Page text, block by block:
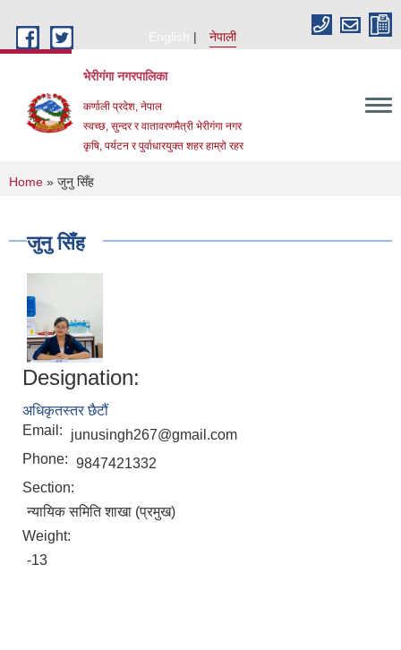
English
नेपाली
भेरीगंगा नगरपालिका
कर्णाली प्रदेश, नेपाल
स्वच्छ, सुन्दर र वातावरणमैत्री भेरीगंगा नगर
कृषि, पर्यटन र पुर्वाधारयुक्त शहर हाम्रो रहर
You are here
Home » जुनु सिँह
जुनु सिँह
Designation:
अधिकृतस्तर छैटौं
Email:
junusingh267@gmail.com
Phone: 9847421332
Section:
न्यायिक समिति शाखा (प्रमुख)
Weight:
-13